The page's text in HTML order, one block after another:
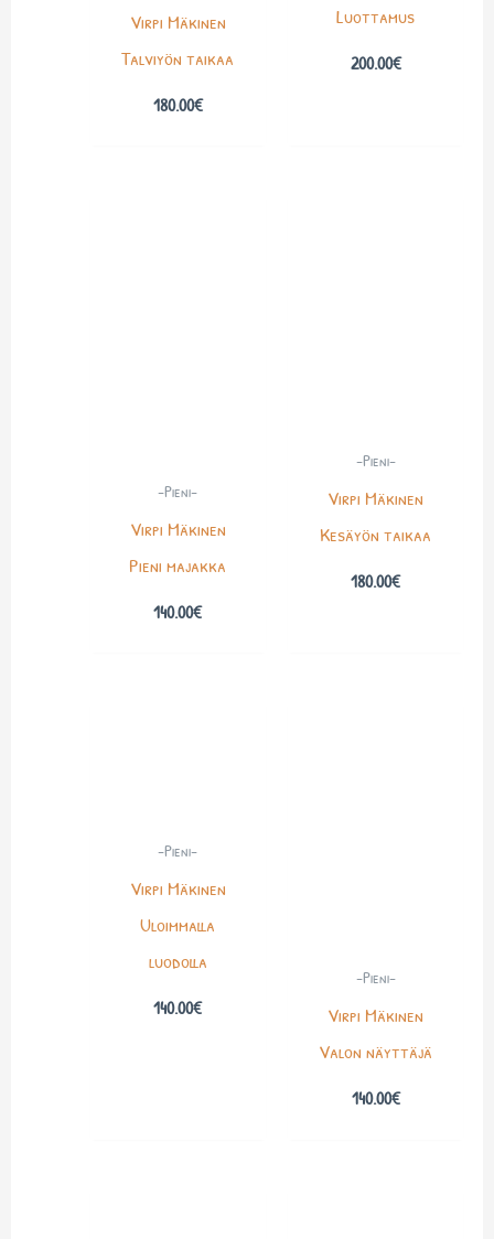
Virpi Mäkinen
Talviyön taikaa
180.00€
Luottamus
200.00€
-Pieni-
Virpi Mäkinen
Pieni majakka
140.00€
-Pieni-
Virpi Mäkinen
Kesäyön taikaa
180.00€
-Pieni-
Virpi Mäkinen
Uloimmalla
luodolla
140.00€
-Pieni-
Virpi Mäkinen
Valon näyttäjä
140.00€